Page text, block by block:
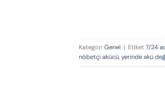
Kategori Genel | Etiket7/24
nöbetçi akücü,yerinde akü